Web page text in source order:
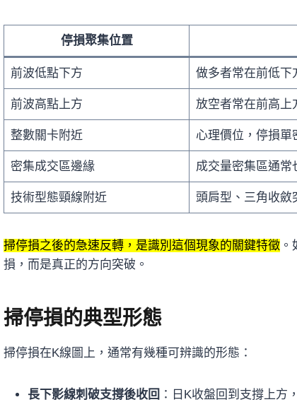
停損聚集位置
前波低點下方 做多者常在前低下
前波高點上方 放空者常在前高上
整數關卡附近 心理價位，停損單
密集成交區邊緣 成交量密集區通常
技術型態頸線附近 頭肩型、三角收斂
掃停損之後的急速反轉，是識別這個現象的關鍵特徵
損，而是真正的方向突破。
掃停損的典型形態
掃停損在K線圖上，通常有幾種可辨識的形態：
長下影線刺破支撐後收回 ：日K收盤回到支撐上方